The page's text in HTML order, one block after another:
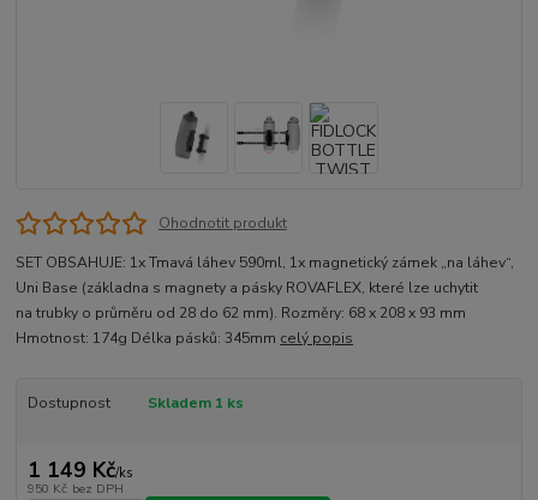
Ohodnotit produkt
SET OBSAHUJE: 1x Tmavá láhev 590ml, 1x magnetický zámek „na láhev“,
Uni Base (základna s magnety a pásky ROVAFLEX, které lze uchytit
na trubky o průměru od 28 do 62 mm). Rozměry: 68 x 208 x 93 mm
Hmotnost: 174g Délka pásků: 345mm celý popis
Dostupnost Skladem 1 ks
1 149 Kč/ks
950 Kč bez DPH